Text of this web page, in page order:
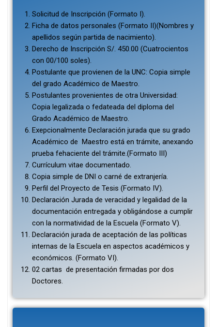
Solicitud de Inscripción (Formato I).
Ficha de datos personales (Formato II)(Nombres y
apellidos según partida de nacimiento).
Derecho de Inscripción S/. 450.00 (Cuatrocientos
con 00/100 soles).
Postulante que provienen de la UNC: Copia simple
del grado Académico de Maestro.
Postulantes provenientes de otra Universidad:
Copia legalizada o fedateada del diploma del
Grado Académico de Maestro.
Exepcionalmente Declaración jurada que su grado
Académico de Maestro está en trámite, anexando
prueba fehaciente del trámite.(Formato III)
Currículum vitae documentado.
Copia simple de DNI o carné de extranjería.
Perfil del Proyecto de Tesis (Formato IV).
Declaración Jurada de veracidad y legalidad de la
documentación entregada y obligándose a cumplir
con la normatividad de la Escuela (Formato V).
Declaración jurada de aceptación de las políticas
internas de la Escuela en aspectos académicos y
económicos. (Formato VI).
02 cartas de presentación firmadas por dos
Doctores.